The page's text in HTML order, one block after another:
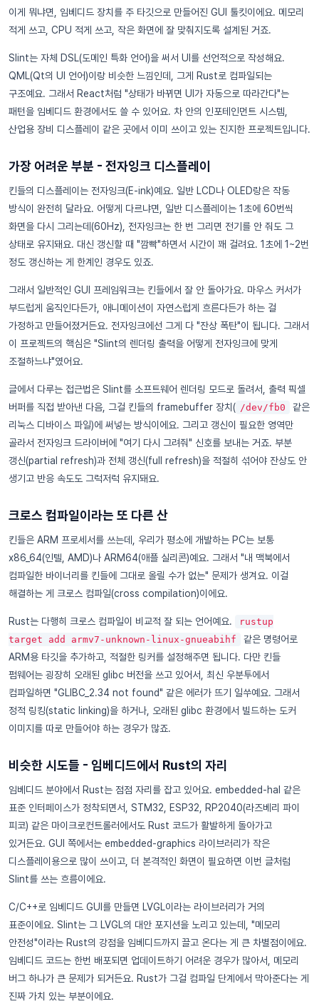
이게 뭐냐면, 임베디드 장치를 주 타깃으로 만들어진 GUI 툴킷이에요. 메모리
적게 쓰고, CPU 적게 쓰고, 작은 화면에 잘 맞춰지도록 설계된 거죠.
Slint는 자체 DSL(도메인 특화 언어)을 써서 UI를 선언적으로 작성해요.
QML(Qt의 UI 언어)이랑 비슷한 느낌인데, 그게 Rust로 컴파일되는
구조예요. 그래서 React처럼 "상태가 바뀌면 UI가 자동으로 따라간다"는
패턴을 임베디드 환경에서도 쓸 수 있어요. 차 안의 인포테인먼트 시스템,
산업용 장비 디스플레이 같은 곳에서 이미 쓰이고 있는 진지한 프로젝트입니다.
가장 어려운 부분 - 전자잉크 디스플레이
킨들의 디스플레이는 전자잉크(E-ink)예요. 일반 LCD나 OLED랑은 작동
방식이 완전히 달라요. 어떻게 다르냐면, 일반 디스플레이는 1초에 60번씩
화면을 다시 그리는데(60Hz), 전자잉크는 한 번 그리면 전기를 안 줘도 그
상태로 유지돼요. 대신 갱신할 때 "깜빡"하면서 시간이 꽤 걸려요. 1초에 1~2번
정도 갱신하는 게 한계인 경우도 있죠.
그래서 일반적인 GUI 프레임워크는 킨들에서 잘 안 돌아가요. 마우스 커서가
부드럽게 움직인다든가, 애니메이션이 자연스럽게 흐른다든가 하는 걸
가정하고 만들어졌거든요. 전자잉크에선 그게 다 "잔상 폭탄"이 됩니다. 그래서
이 프로젝트의 핵심은 "Slint의 렌더링 출력을 어떻게 전자잉크에 맞게
조절하느냐"였어요.
글에서 다루는 접근법은 Slint를 소프트웨어 렌더링 모드로 돌려서, 출력 픽셀
버퍼를 직접 받아낸 다음, 그걸 킨들의 framebuffer 장치( /dev/fb0
같은
리눅스 디바이스 파일)에 써넣는 방식이에요. 그리고 갱신이 필요한 영역만
골라서 전자잉크 드라이버에 "여기 다시 그려줘" 신호를 보내는 거죠. 부분
갱신(partial refresh)과 전체 갱신(full refresh)을 적절히 섞어야 잔상도 안
생기고 반응 속도도 그럭저럭 유지돼요.
크로스 컴파일이라는 또 다른 산
킨들은 ARM 프로세서를 쓰는데, 우리가 평소에 개발하는 PC는 보통
x86_64(인텔, AMD)나 ARM64(애플 실리콘)예요. 그래서 "내 맥북에서
컴파일한 바이너리를 킨들에 그대로 올릴 수가 없는" 문제가 생겨요. 이걸
해결하는 게 크로스 컴파일(cross compilation)이에요.
Rust는 다행히 크로스 컴파일이 비교적 잘 되는 언어예요.
rustup
target add armv7-unknown-linux-gnueabihf
같은 명령어로
ARM용 타깃을 추가하고, 적절한 링커를 설정해주면 됩니다. 다만 킨들
펌웨어는 굉장히 오래된 glibc 버전을 쓰고 있어서, 최신 우분투에서
컴파일하면 "GLIBC_2.34 not found" 같은 에러가 뜨기 일쑤예요. 그래서
정적 링킹(static linking)을 하거나, 오래된 glibc 환경에서 빌드하는 도커
이미지를 따로 만들어야 하는 경우가 많죠.
비슷한 시도들 - 임베디드에서 Rust의 자리
임베디드 분야에서 Rust는 점점 자리를 잡고 있어요. embedded-hal 같은
표준 인터페이스가 정착되면서, STM32, ESP32, RP2040(라즈베리 파이
피코) 같은 마이크로컨트롤러에서도 Rust 코드가 활발하게 돌아가고
있거든요. GUI 쪽에서는 embedded-graphics 라이브러리가 작은
디스플레이용으로 많이 쓰이고, 더 본격적인 화면이 필요하면 이번 글처럼
Slint를 쓰는 흐름이에요.
C/C++로 임베디드 GUI를 만들면 LVGL이라는 라이브러리가 거의
표준이에요. Slint는 그 LVGL의 대안 포지션을 노리고 있는데, "메모리
안전성"이라는 Rust의 강점을 임베디드까지 끌고 온다는 게 큰 차별점이에요.
임베디드 코드는 한번 배포되면 업데이트하기 어려운 경우가 많아서, 메모리
버그 하나가 큰 문제가 되거든요. Rust가 그걸 컴파일 단계에서 막아준다는 게
진짜 가치 있는 부분이에요.